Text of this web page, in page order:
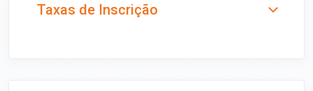
Taxas de Inscrição